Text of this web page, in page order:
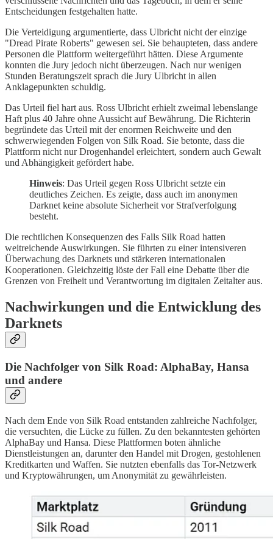
Entscheidungen festgehalten hatte.
Die Verteidigung argumentierte, dass Ulbricht nicht der einzige
"Dread Pirate Roberts" gewesen sei. Sie behaupteten, dass andere
Personen die Plattform weitergeführt hätten. Diese Argumente
konnten die Jury jedoch nicht überzeugen. Nach nur wenigen
Stunden Beratungszeit sprach die Jury Ulbricht in allen
Anklagepunkten schuldig.
Das Urteil fiel hart aus. Ross Ulbricht erhielt zweimal lebenslange
Haft plus 40 Jahre ohne Aussicht auf Bewährung. Die Richterin
begründete das Urteil mit der enormen Reichweite und den
schwerwiegenden Folgen von Silk Road. Sie betonte, dass die
Plattform nicht nur Drogenhandel erleichtert, sondern auch Gewalt
und Abhängigkeit gefördert habe.
Hinweis: Das Urteil gegen Ross Ulbricht setzte ein
deutliches Zeichen. Es zeigte, dass auch im anonymen
Darknet keine absolute Sicherheit vor Strafverfolgung
besteht.
Die rechtlichen Konsequenzen des Falls Silk Road hatten
weitreichende Auswirkungen. Sie führten zu einer intensiveren
Überwachung des Darknets und stärkeren internationalen
Kooperationen. Gleichzeitig löste der Fall eine Debatte über die
Grenzen von Freiheit und Verantwortung im digitalen Zeitalter aus.
Nachwirkungen und die Entwicklung des
Darknets
Die Nachfolger von Silk Road: AlphaBay, Hansa
und andere
Nach dem Ende von Silk Road entstanden zahlreiche Nachfolger,
die versuchten, die Lücke zu füllen. Zu den bekanntesten gehörten
AlphaBay und Hansa. Diese Plattformen boten ähnliche
Dienstleistungen an, darunter den Handel mit Drogen, gestohlenen
Kreditkarten und Waffen. Sie nutzten ebenfalls das Tor-Netzwerk
und Kryptowährungen, um Anonymität zu gewährleisten.